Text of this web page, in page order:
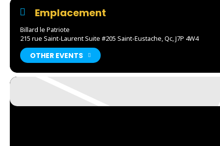
Emplacement
Billard le Patriote
215 rue Saint-Laurent Suite #205 Saint-Eustache, Qc, J7P 4W4
OTHER EVENTS